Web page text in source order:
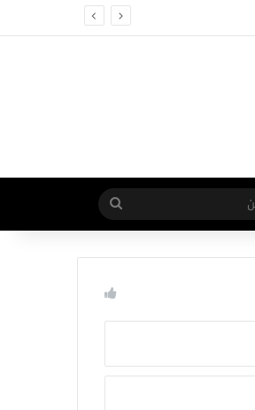
بحث
عن